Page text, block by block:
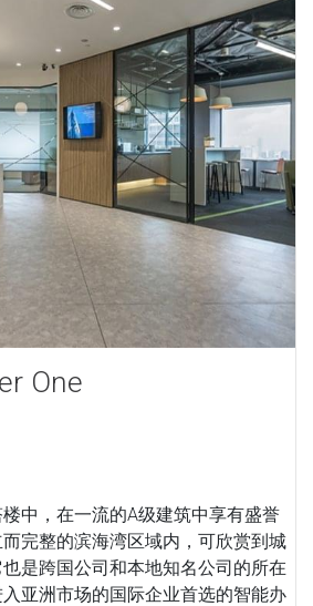
One
中，在一流的A级建筑中享有盛誉
完整的滨海湾区域内，可欣赏到城
是跨国公司和本地知名公司的所在
亚洲市场的国际企业首选的智能办